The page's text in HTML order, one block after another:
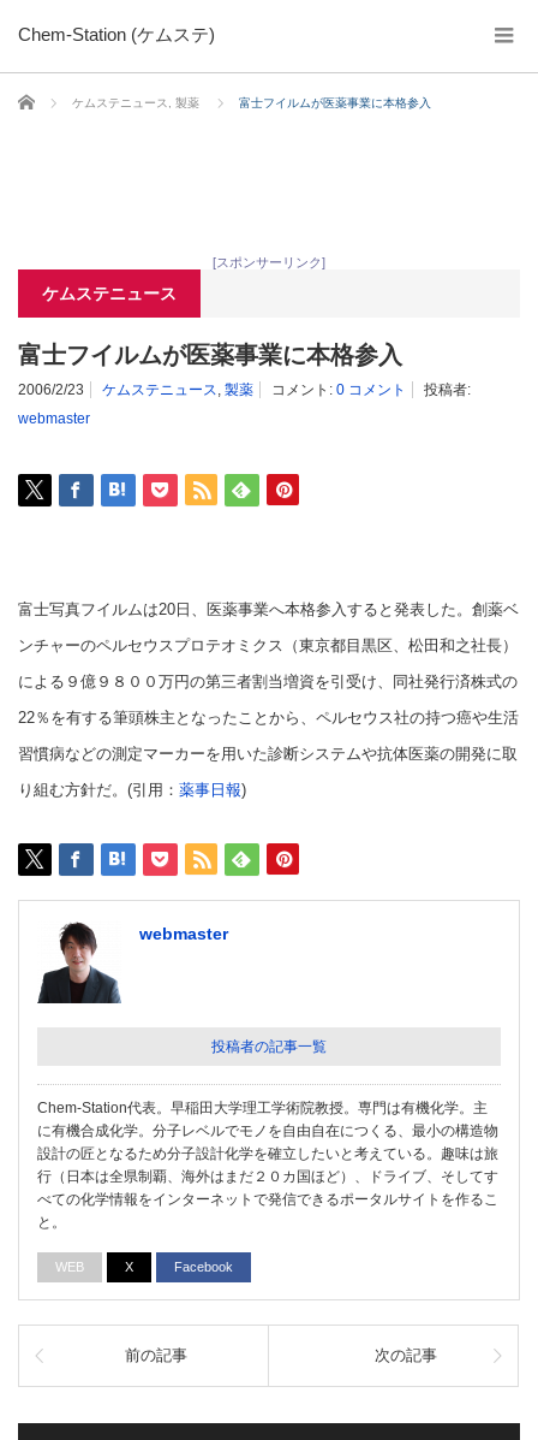
Chem-Station (ケムステ)
ホーム ケムステニュース 製薬 富士フイルムが医薬事業に本格参入
[スポンサーリンク]
ケムステニュース
富士フイルムが医薬事業に本格参入
2006/2/23 ケムステニュース, 製薬 コメント: 0 コメント
投稿者:
webmaster
富士写真フイルムは20日、医薬事業へ本格参入すると発表した。創薬ベ
ンチャーのペルセウスプロテオミクス（東京都目黒区、松田和之社長）
による９億９８００万円の第三者割当増資を引受け、同社発行済株式の
22％を有する筆頭株主となったことから、ペルセウス社の持つ癌や生活
習慣病などの測定マーカーを用いた診断システムや抗体医薬の開発に取
り組む方針だ。(引用： 薬事日報)
webmaster
投稿者の記事一覧
Chem-Station代表。早稲田大学理工学術院教授。専門は有機化学。主
に有機合成化学。分子レベルでモノを自由自在につくる、最小の構造物
設計の匠となるため分子設計化学を確立したいと考えている。趣味は旅
行（日本は全県制覇、海外はまだ２０カ国ほど）、ドライブ、そしてす
べての化学情報をインターネットで発信できるポータルサイトを作るこ
と。
WEB X Facebook
前の記事 次の記事